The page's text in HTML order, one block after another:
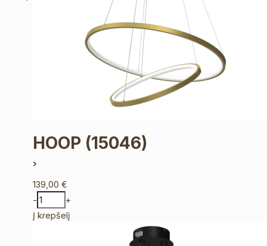
HOOP (15046)
139,00€
-
+
Į krepšelį